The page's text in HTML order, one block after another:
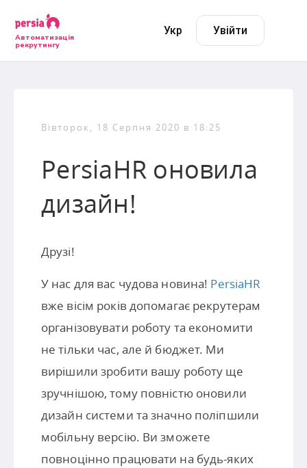
Автоматизація
рекрутингу
Укр Увійти
Вівторок, 18 Серпня 2020 в 18:25
PersiaHR оновила
дизайн!
Друзі!
У нас для вас чудова новина! PersiaHR
вже вісім років допомагає рекрутерам
організовувати роботу та економити
не тільки час, але й бюджет. Ми
вирішили зробити вашу роботу ще
зручнішою, тому повністю оновили
дизайн системи та значно поліпшили
мобільну версію. Ви зможете
повноцінно працювати на будь-яких